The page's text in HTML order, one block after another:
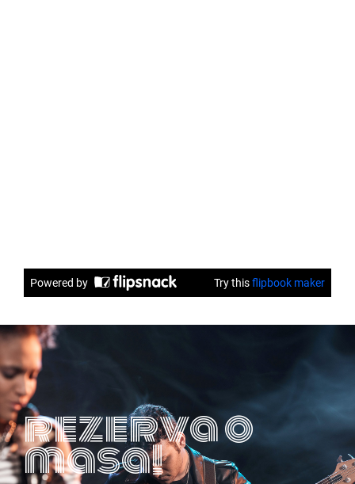
rezerva o
masa!